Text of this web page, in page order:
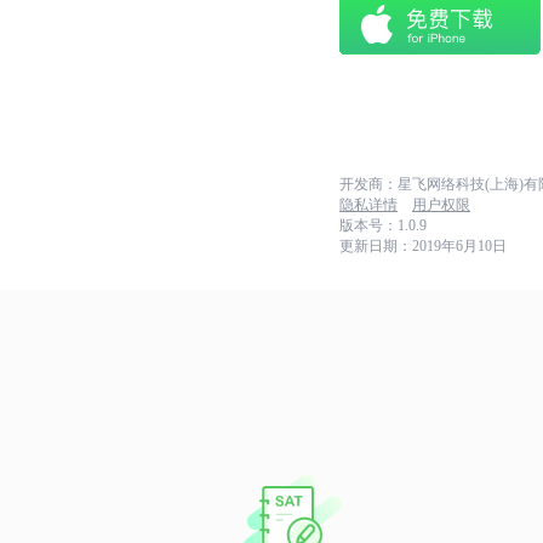
开发商：星飞网络科技(上海)有
隐私详情
用户权限
版本号：1.0.9
更新日期：2019年6月10日